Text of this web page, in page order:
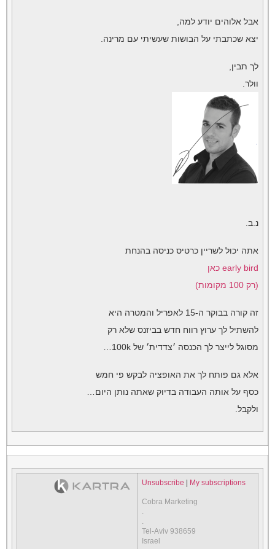
אבל אלוהים יודע למה,
יצא שכתבתי על הבושות שעשיתי עם מרינה.
לך תבין,
וולר.
נ.ב.
אתה יכול לשריין כרטיס כניסה בהנחת
early bird כאן
(רק 100 מקומות)
זה קורה בבוקר ה-15 לאפריל והמטרה היא
להשתיל לך ערוץ רווח חדש בביזנס שלא רק
מסוגל לייצר לך הכנסה ׳צדדית׳ של 100k…
אלא גם פותח לך את האופציה לבקש פי חמש
כסף על אותה העבודה בדיוק שאתה נותן היום…
ולקבל.
Unsubscribe My subscriptions
Cobra Marketing
.
.
Tel-Aviv 938659
Israel